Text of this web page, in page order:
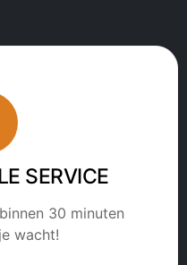
SERVICE
30 minuten
wacht!